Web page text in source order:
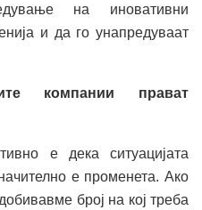
на иновативни
и да го унапредуваат
компании прават
е дека ситуацијата
е променета. Ако
број на кој треба